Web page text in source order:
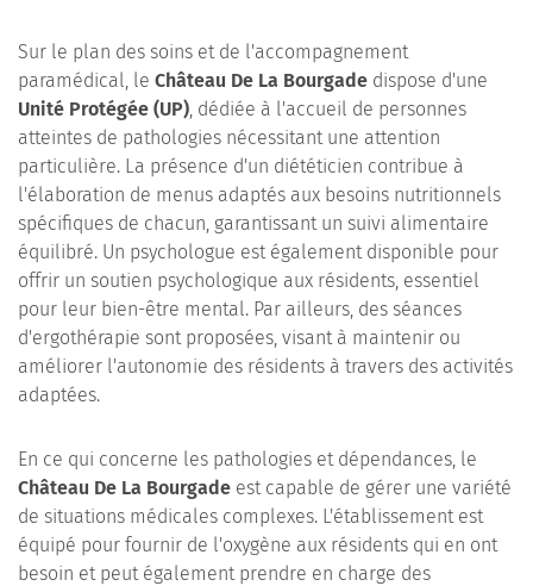
Sur le plan des soins et de l'accompagnement
paramédical, le Château De La Bourgade dispose d'une
Unité Protégée (UP), dédiée à l'accueil de personnes
atteintes de pathologies nécessitant une attention
particulière. La présence d'un diététicien contribue à
l'élaboration de menus adaptés aux besoins nutritionnels
spécifiques de chacun, garantissant un suivi alimentaire
équilibré. Un psychologue est également disponible pour
offrir un soutien psychologique aux résidents, essentiel
pour leur bien-être mental. Par ailleurs, des séances
d'ergothérapie sont proposées, visant à maintenir ou
améliorer l'autonomie des résidents à travers des activités
adaptées.
En ce qui concerne les pathologies et dépendances, le
Château De La Bourgade est capable de gérer une variété
de situations médicales complexes. L'établissement est
équipé pour fournir de l'oxygène aux résidents qui en ont
besoin et peut également prendre en charge des